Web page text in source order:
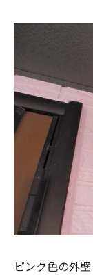
ピンク色の外